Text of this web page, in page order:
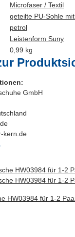
Microfaser / Textil
geteilte PU-Sohle
petrol
Leistenform Suny
0,99 kg
GmbH
kern.de
HW03984 für 1-2